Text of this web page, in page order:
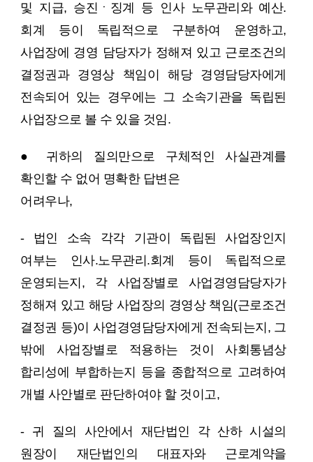
및 지급, 승진ㆍ징계 등 인사 노무관리와 예산.
회계 등이 독립적으로 구분하여 운영하고,
사업장에 경영 담당자가 정해져 있고 근로조건의
결정권과 경영상 책임이 해당 경영담당자에게
전속되어 있는 경우에는 그 소속기관을 독립된
사업장으로 볼 수 있을 것임.
● 귀하의 질의만으로 구체적인 사실관계를
확인할 수 없어 명확한 답변은
어려우나,
- 법인 소속 각각 기관이 독립된 사업장인지
여부는 인사.노무관리.회계 등이 독립적으로
운영되는지, 각 사업장별로 사업경영담당자가
정해져 있고 해당 사업장의 경영상 책임(근로조건
결정권 등)이 사업경영담당자에게 전속되는지, 그
밖에 사업장별로 적용하는 것이 사회통념상
합리성에 부합하는지 등을 종합적으로 고려하여
개별 사안별로 판단하여야 할 것이고,
- 귀 질의 사안에서 재단법인 각 산하 시설의
원장이 재단법인의 대표자와 근로계약을